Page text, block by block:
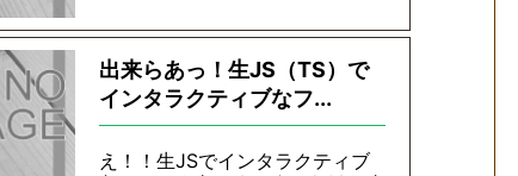
出来らあっ！生JS（TS）で
インタラクティブなフ...
え！！生JSでインタラクティブ